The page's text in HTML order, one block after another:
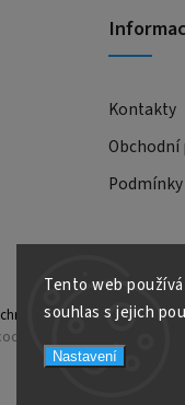
Tento web
souhlas s jejich
Nastavení
Kontakty
práva vyhrazena.